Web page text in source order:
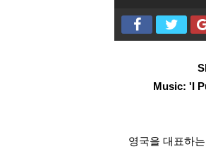
Music: 'I
영국을 대표하